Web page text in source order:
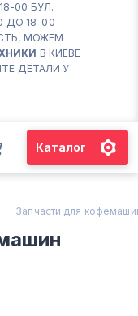
00 БУЛ.
ДО 18-00
МОЖЕМ
В КИЕВЕ
ДЕТАЛИ У
Каталог
ВТ-
С
Запчасти для